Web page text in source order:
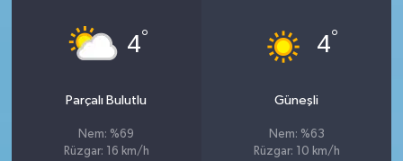
4°
Parçalı Bulutlu
Nem: %69
Rüzgar: 16 km/h
4°
Güneşli
Nem: %63
Rüzgar: 10 km/h